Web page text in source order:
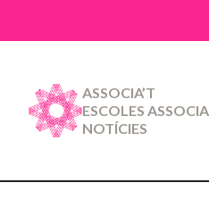
ASSOCIA’T
ESCOLES
NOTÍCIES